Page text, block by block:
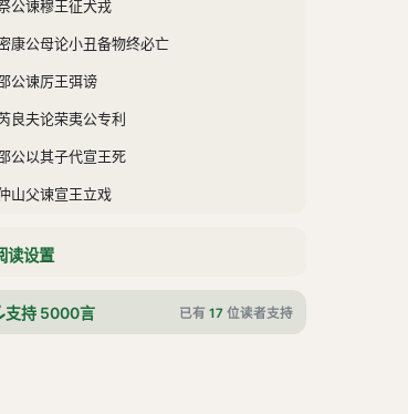
公谏穆王征犬戎
康公母论小丑备物终必亡
公谏厉王弭谤
良夫论荣夷公专利
公以其子代宣王死
山父谏宣王立戏
山父谏宣王料民
周三川皆震伯阳父论周将亡
读设置
支持 5000言 已有 17 位读者支持